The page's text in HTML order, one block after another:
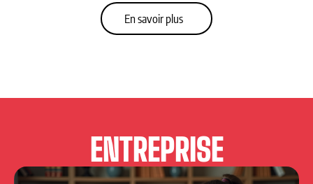
En savoir plus
ENTREPRISE